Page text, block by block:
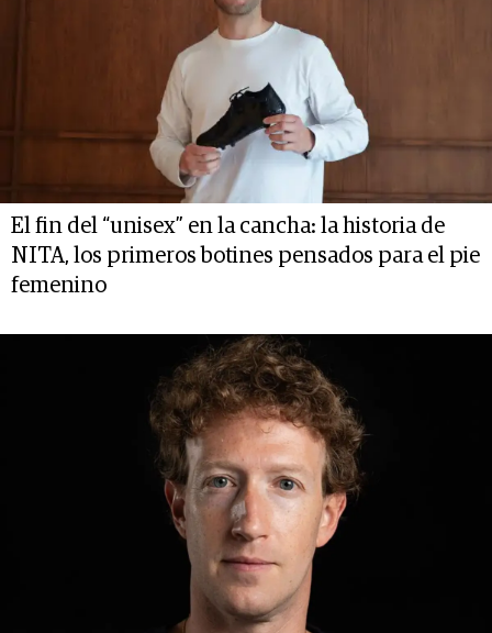
El fin del “unisex” en la cancha: la historia de
NITA, los primeros botines pensados para el pie
femenino